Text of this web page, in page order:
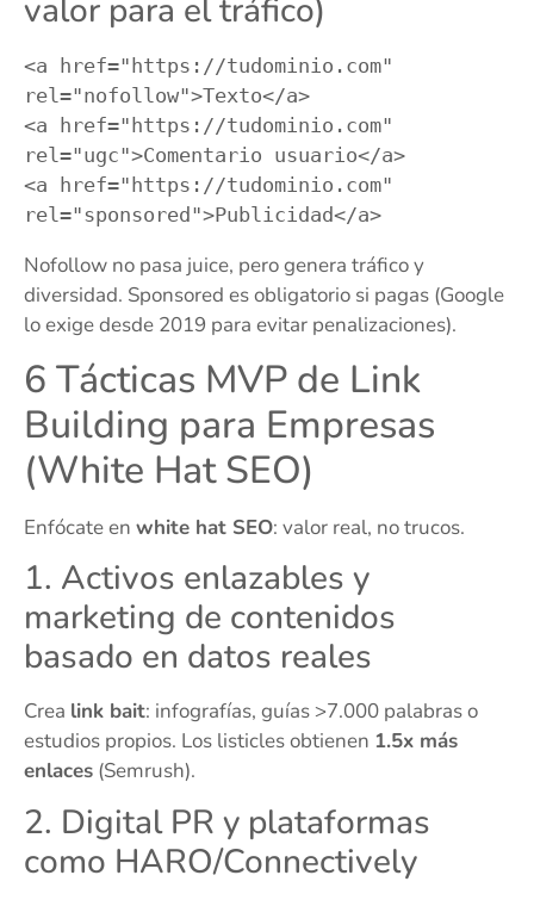
valor para el tráfico)
<a href="https://tudominio.com"
rel="nofollow">Texto</a>
<a href="https://tudominio.com"
rel="ugc">Comentario usuario</a>
<a href="https://tudominio.com"
Nofollow no pasa juice, pero genera tráfico y
diversidad. Sponsored es obligatorio si pagas (Google
lo exige desde 2019 para evitar penalizaciones).
6 Tácticas MVP de Link
Building para Empresas
(White Hat SEO)
Enfócate en white hat SEO: valor real, no trucos.
1. Activos enlazables y
marketing de contenidos
basado en datos reales
Crea link bait: infografías, guías >7.000 palabras o
estudios propios. Los listicles obtienen 1.5x más
enlaces (Semrush).
2. Digital PR y plataformas
como HARO/Connectively